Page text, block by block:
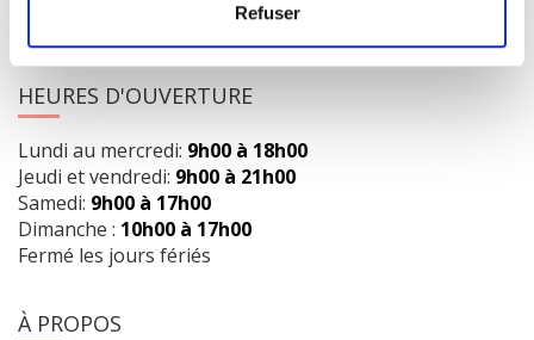
Refuser
info@librairielaliberte.com
HEURES D'OUVERTURE
Lundi au mercredi: 9h00 à 18h00
Jeudi et vendredi: 9h00 à 21h00
Samedi: 9h00 à 17h00
Dimanche : 10h00 à 17h00
Fermé les jours fériés
À PROPOS